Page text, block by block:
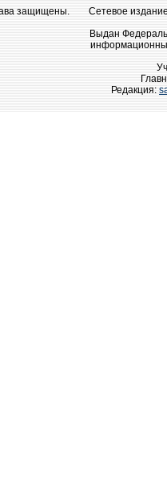
защищены.
Сетевое
Выдан
Редакция: